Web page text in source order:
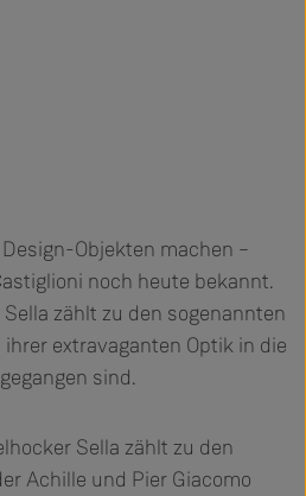
Objekten machen –
noch heute bekannt.
zählt zu den sogenannten
ihrer extravaganten Optik in die
sind.
Sella zählt zu den
Achille und Pier Giacomo